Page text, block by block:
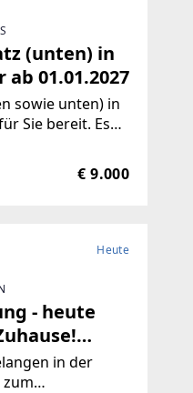
(unten) in
01.01.2027
sowie unten) in
Sie bereit. Es
€ 9.000
Heute
- heute
in der